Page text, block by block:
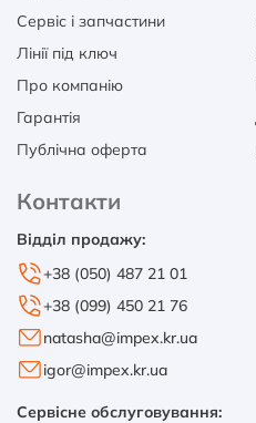
Сервіс і запчастини
Лінії під ключ
Про компанію
Гарантія
Публічна оферта
Контакти
Відділ продажу:
+38 (050) 487 21 01
+38 (099) 450 21 76
natasha@impex.kr.ua
igor@impex.kr.ua
Сервісне обслуговування: